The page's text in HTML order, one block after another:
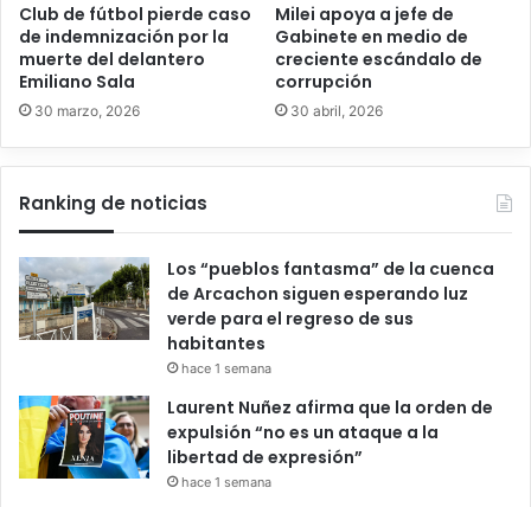
Club de fútbol pierde caso
de indemnización por la
muerte del delantero
Emiliano Sala
30 marzo, 2026
Milei apoya a jefe de
Gabinete en medio de
creciente escándalo de
corrupción
30 abril, 2026
Ranking de noticias
Los “pueblos fantasma” de la cuenca
de Arcachon siguen esperando luz
verde para el regreso de sus
habitantes
hace 1 semana
Laurent Nuñez afirma que la orden de
expulsión “no es un ataque a la
libertad de expresión”
hace 1 semana